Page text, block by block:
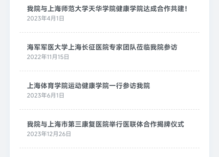
我院与上海师范大学天华学院健康学院达成合作共建！
2023年4月1日
海军军医大学上海长征医院专家团队莅临我院参访
2022年11月15日
上海体育学院运动健康学院一行参访我院
2023年6月1日
我院与上海市第三康复医院举行医联体合作揭牌仪式
2023年12月26日